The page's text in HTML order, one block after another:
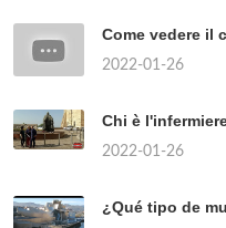
Come vedere il
2022-01-26
Chi è
2022-01-26
¿Qué tipo de